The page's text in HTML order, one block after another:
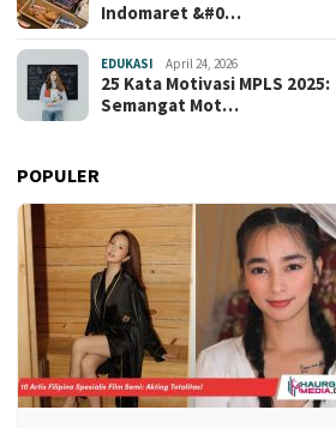
Indomaret &#0…
EDUKASI April 24, 2026
25 Kata Motivasi MPLS 2025:
Semangat Mot…
POPULER